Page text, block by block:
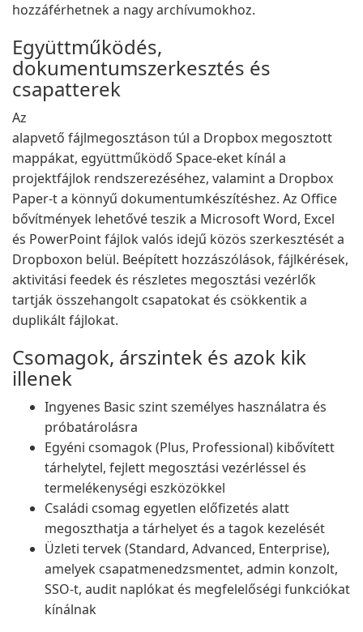
hozzáférhetnek a nagy archívumokhoz.
Együttműködés,
dokumentumszerkesztés és
csapatterek
Az
alapvető fájlmegosztáson túl a Dropbox megosztott
mappákat, együttműködő Space-eket kínál a
projektfájlok rendszerezéséhez, valamint a Dropbox
Paper-t a könnyű dokumentumkészítéshez. Az Office
bővítmények lehetővé teszik a Microsoft Word, Excel
és PowerPoint fájlok valós idejű közös szerkesztését a
Dropboxon belül. Beépített hozzászólások, fájlkérések,
aktivitási feedek és részletes megosztási vezérlők
tartják összehangolt csapatokat és csökkentik a
duplikált fájlokat.
Csomagok, árszintek és azok kik
illenek
Ingyenes Basic szint személyes használatra és
próbatárolásra
Egyéni csomagok (Plus, Professional) kibővített
tárhelytel, fejlett megosztási vezérléssel és
termelékenységi eszközökkel
Családi csomag egyetlen előfizetés alatt
megoszthatja a tárhelyet és a tagok kezelését
Üzleti tervek (Standard, Advanced, Enterprise),
amelyek csapatmenedzsmentet, admin konzolt,
SSO-t, audit naplókat és megfelelőségi funkciókat
kínálnak